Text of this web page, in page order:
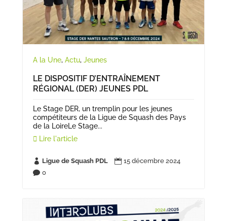
A la Une, Actu, Jeunes
LE DISPOSITIF D’ENTRAÎNEMENT
RÉGIONAL (DER) JEUNES PDL
Le Stage DER, un tremplin pour les jeunes
compétiteurs de la Ligue de Squash des Pays
de la LoireLe Stage...
Lire l'article
 Ligue de Squash PDL  15 décembre 2024
 0